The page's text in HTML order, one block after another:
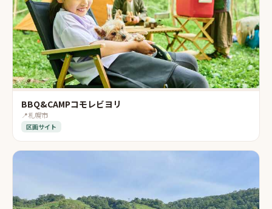
BBQ&CAMPコモレビヨリ
📍札幌市
区画サイト